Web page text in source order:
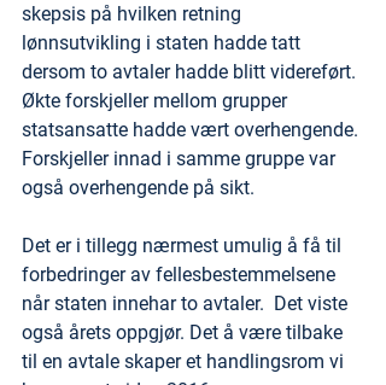
skepsis på hvilken retning
lønnsutvikling i staten hadde tatt
dersom to avtaler hadde blitt videreført.
Økte forskjeller mellom grupper
statsansatte hadde vært overhengende.
Forskjeller innad i samme gruppe var
også overhengende på sikt.
Det er i tillegg nærmest umulig å få til
forbedringer av fellesbestemmelsene
når staten innehar to avtaler.  Det viste
også årets oppgjør. Det å være tilbake
til en avtale skaper et handlingsrom vi